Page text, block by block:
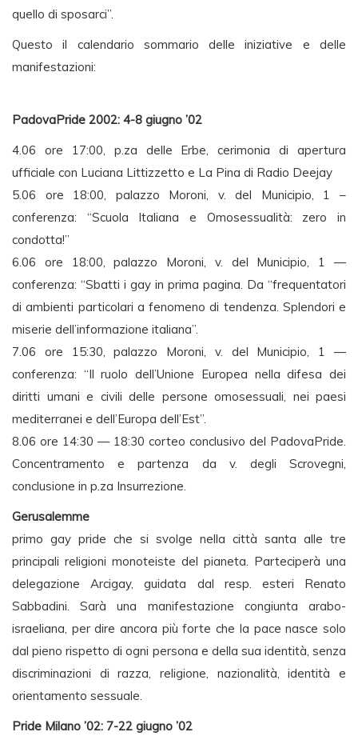
quello di sposarci”.
Questo il calendario sommario delle iniziative e delle
manifestazioni:
PadovaPride 2002: 4-8 giugno ’02
4.06 ore 17:00, p.za delle Erbe, cerimonia di apertura
ufficiale con Luciana Littizzetto e La Pina di Radio Deejay
5.06 ore 18:00, palazzo Moroni, v. del Municipio, 1 –
conferenza: “Scuola Italiana e Omosessualità: zero in
condotta!”
6.06 ore 18:00, palazzo Moroni, v. del Municipio, 1 —
conferenza: “Sbatti i gay in prima pagina. Da “frequentatori
di ambienti particolari a fenomeno di tendenza. Splendori e
miserie dell’informazione italiana”.
7.06 ore 15:30, palazzo Moroni, v. del Municipio, 1 —
conferenza: “Il ruolo dell’Unione Europea nella difesa dei
diritti umani e civili delle persone omosessuali, nei paesi
mediterranei e dell’Europa dell’Est”.
8.06 ore 14:30 — 18:30 corteo conclusivo del PadovaPride.
Concentramento e partenza da v. degli Scrovegni,
conclusione in p.za Insurrezione.
Gerusalemme
primo gay pride che si svolge nella città santa alle tre
principali religioni monoteiste del pianeta. Parteciperà una
delegazione Arcigay, guidata dal resp. esteri Renato
Sabbadini. Sarà una manifestazione congiunta arabo-
israeliana, per dire ancora più forte che la pace nasce solo
dal pieno rispetto di ogni persona e della sua identità, senza
discriminazioni di razza, religione, nazionalità, identità e
orientamento sessuale.
Pride Milano ’02: 7-22 giugno ’02